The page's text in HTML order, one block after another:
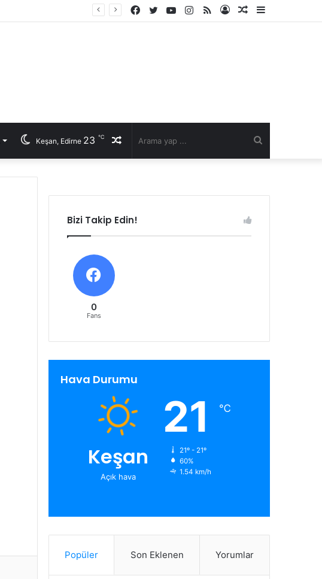
Rastgele
Kayıt
RSS
Instagram
YouTube
Twitter
Facebook
Rastgele
Keşan, Edirne 23 ℃
Bizi Takip Edin!
0
Fans
Hava Durumu
Keşan
Açık hava
21 ℃
21º - 21º
60%
1.54 km/h
Popüler Son Eklenen Yorumlar